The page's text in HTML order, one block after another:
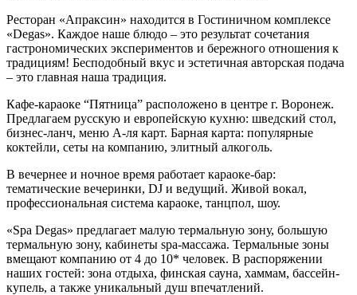
Ресторан «Апраксин» находится в Гостиничном комплексе
«Degas». Каждое наше блюдо – это результат сочетания
гастрономических экспериментов и бережного отношения к
традициям! Бесподобный вкус и эстетичная авторская подача
– это главная наша традиция.
Кафе-караоке “Пятница” расположено в центре г. Воронеж.
Предлагаем русскую и европейскую кухню: шведский стол,
бизнес-ланч, меню А-ля карт. Барная карта: популярные
коктейли, сеты на компанию, элитный алкоголь.
В вечернее и ночное время работает караоке-бар:
тематические вечеринки, DJ и ведущий. Живой вокал,
профессиональная система караоке, танцпол, шоу.
«Spa Degas» предлагает малую термальную зону, большую
термальную зону, кабинеты spa-массажа. Термальные зоны
вмещают компанию от 4 до 10* человек. В распоряжении
наших гостей: зона отдыха, финская сауна, хаммам, бассейн-
купель, а также уникальный душ впечатлений.